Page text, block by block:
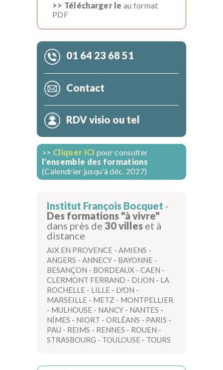
>> Télécharger le au format
PDF
01 64 23 68 51
Contact
RDV visio ou tel
>> Cliquer ICI pour consulter
l'ensemble des formations
(Calendrier jusqu'à déc. 2027)
Institut François Bocquet -
Des formations "à vivre"
dans près de 30 villes et à
distance
AIX EN PROVENCE - AMIENS -
ANGERS - ANNECY - BAYONNE -
BESANÇON - BORDEAUX - CAEN -
CLERMONT FERRAND - DIJON - LA
ROCHELLE - LILLE - LYON -
MARSEILLE - METZ - MONTPELLIER
- MULHOUSE - NANCY - NANTES -
NÎMES - NIORT - ORLÉANS - PARIS -
PAU - REIMS - RENNES - ROUEN -
STRASBOURG - TOULOUSE - TOURS